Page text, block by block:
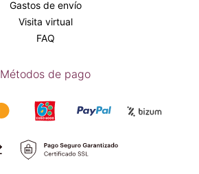
Gastos de envío
Visita virtual
FAQ
Métodos de pago